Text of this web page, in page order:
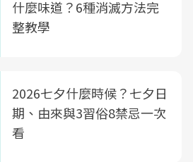
什麼味道？6種消滅方法完
整教學
2026七夕什麼時候？七夕日
期、由來與3習俗8禁忌一次
看